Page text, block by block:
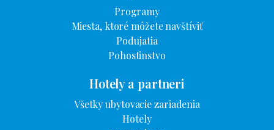
Programy
Miesta, ktoré môžete navštíviť
Podujatia
Pohostinstvo
Hotely a partneri
Všetky ubytovacie zariadenia
Hotely